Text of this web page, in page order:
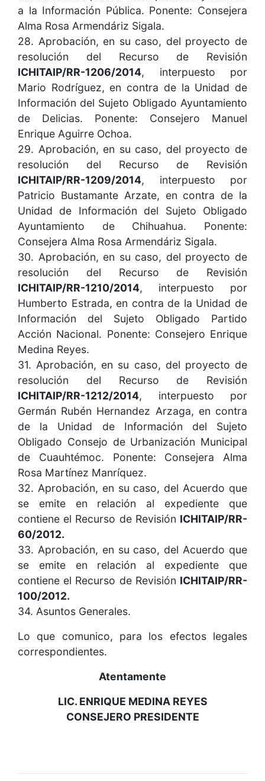
a la Información Pública. Ponente: Consejera
Alma Rosa Armendáriz Sigala.
28. Aprobación, en su caso, del proyecto de
resolución del Recurso de Revisión
ICHITAIP/RR-1206/2014, interpuesto por
Mario Rodríguez, en contra de la Unidad de
Información del Sujeto Obligado Ayuntamiento
de Delicias. Ponente: Consejero Manuel
Enrique Aguirre Ochoa.
29. Aprobación, en su caso, del proyecto de
resolución del Recurso de Revisión
ICHITAIP/RR-1209/2014, interpuesto por
Patricio Bustamante Arzate, en contra de la
Unidad de Información del Sujeto Obligado
Ayuntamiento de Chihuahua. Ponente:
Consejera Alma Rosa Armendáriz Sigala.
30. Aprobación, en su caso, del proyecto de
resolución del Recurso de Revisión
ICHITAIP/RR-1210/2014, interpuesto por
Humberto Estrada, en contra de la Unidad de
Información del Sujeto Obligado Partido
Acción Nacional. Ponente: Consejero Enrique
Medina Reyes.
31. Aprobación, en su caso, del proyecto de
resolución del Recurso de Revisión
ICHITAIP/RR-1212/2014, interpuesto por
Germán Rubén Hernandez Arzaga, en contra
de la Unidad de Información del Sujeto
Obligado Consejo de Urbanización Municipal
de Cuauhtémoc. Ponente: Consejera Alma
Rosa Martínez Manríquez.
32. Aprobación, en su caso, del Acuerdo que
se emite en relación al expediente que
contiene el Recurso de Revisión ICHITAIP/RR-
60/2012.
33. Aprobación, en su caso, del Acuerdo que
se emite en relación al expediente que
contiene el Recurso de Revisión ICHITAIP/RR-
100/2012.
34. Asuntos Generales.
Lo que comunico, para los efectos legales
correspondientes.
Atentamente
LIC. ENRIQUE MEDINA REYES
CONSEJERO PRESIDENTE